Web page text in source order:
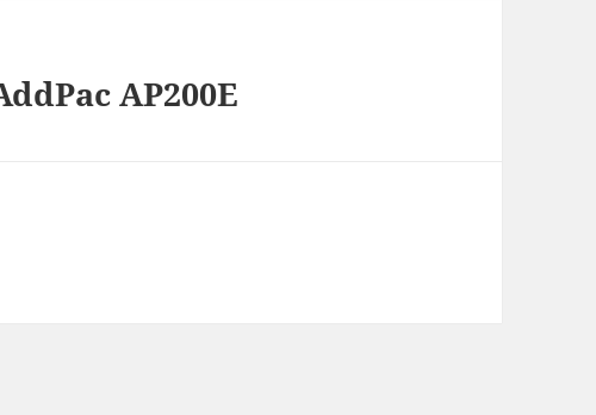
AP200E